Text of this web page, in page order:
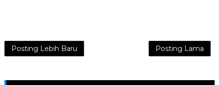
Posting Lebih Baru Posting Lama